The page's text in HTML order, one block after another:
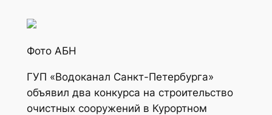
Фото АБН
ГУП «Водоканал Санкт-Петербурга»
объявил два конкурса на строительство
очистных сооружений в Курортном